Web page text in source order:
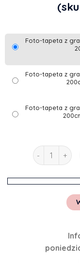
Foto-tapeta z
Foto-tapeta z
Foto-tapeta z
ilość Foto-